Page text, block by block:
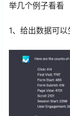
举几个例子看看
1、给出数据可